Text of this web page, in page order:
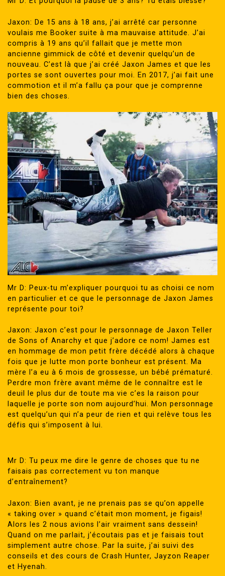
Jaxon: De 15 ans à 18 ans, j’ai arrêté car personne
voulais me Booker suite à ma mauvaise attitude. J’ai
compris à 19 ans qu’il fallait que je mette mon
ancienne gimmick de côté et devenir quelqu’un de
nouveau. C’est là que j’ai créé Jaxon James et que les
portes se sont ouvertes pour moi. En 2017, j’ai fait une
commotion et il m’a fallu ça pour que je comprenne
bien des choses.
Mr D: Peux-tu m’expliquer pourquoi tu as choisi ce nom
en particulier et ce que le personnage de Jaxon James
représente pour toi?
Jaxon: Jaxon c’est pour le personnage de Jaxon Teller
de Sons of Anarchy et que j’adore ce nom! James est
en hommage de mon petit frère décédé alors à chaque
fois que je lutte mon porte bonheur est présent. Ma
mère l’a eu à 6 mois de grossesse, un bébé prématuré.
Perdre mon frère avant même de le connaître est le
deuil le plus dur de toute ma vie c’es la raison pour
laquelle je porte son nom aujourd’hui. Mon personnage
est quelqu’un qui n’a peur de rien et qui relève tous les
défis qui s’imposent à lui.
Mr D: Tu peux me dire le genre de choses que tu ne
faisais pas correctement vu ton manque
d’entraînement?
Jaxon: Bien avant, je ne prenais pas se qu’on appelle
« taking over » quand c’était mon moment, je figais!
Alors les 2 nous avions l’air vraiment sans dessein!
Quand on me parlait, j’écoutais pas et je faisais tout
simplement autre chose. Par la suite, j’ai suivi des
conseils et des cours de Crash Hunter, Jayzon Reaper
et Hyenah.